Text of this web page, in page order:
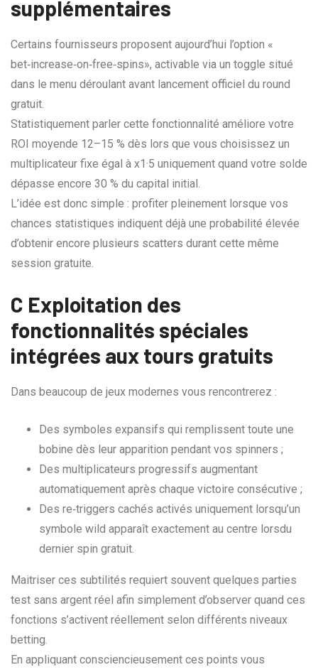
supplémentaires
Certains fournisseurs proposent aujourd’hui l’option «​
bet‑increase‑on‑free‑spins​», activable via un toggle situé
dans le menu déroulant avant lancement officiel du round
gratuit.
Statistiquement parler cette fonctionnalité améliore votre
ROI moyende 12–15 % dès lors que vous choisissez un
multiplicateur fixe égal à x1·5 uniquement quand votre solde
dépasse encore 30 % du capital initial.
L’idée est donc simple : profiter pleinement lorsque vos
chances statistiques indiquent déjà une probabilité élevée
d’obtenir encore plusieurs scatters durant cette même
session gratuite.
C Exploitation des
fonctionnalités spéciales
intégrées aux tours gratuits
Dans beaucoup de jeux modernes vous rencontrerez :
Des symboles expansifs qui remplissent toute une
bobine dès leur apparition pendant vos spinners ;
Des multiplicateurs progressifs augmentant
automatiquement après chaque victoire consécutive ;
Des re‑triggers cachés activés uniquement lorsqu’un
symbole wild apparaît exactement au centre lorsdu
dernier spin gratuit.
Maitriser ces subtilités requiert souvent quelques parties
test sans argent réel afin simplement d’observer quand ces
fonctions s’activent réellement selon différents niveaux
betting.
En appliquant consciencieusement ces points vous